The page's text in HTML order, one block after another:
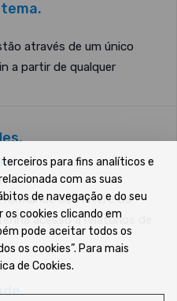
através de um único
a partir de qualquer
do Hotel e da
acesso a relatórios de
para fins analíticos e
com as suas
de navegação e do seu
os cookies clicando em
pode aceitar todos os
os cookies”. Para mais
de Cookies.